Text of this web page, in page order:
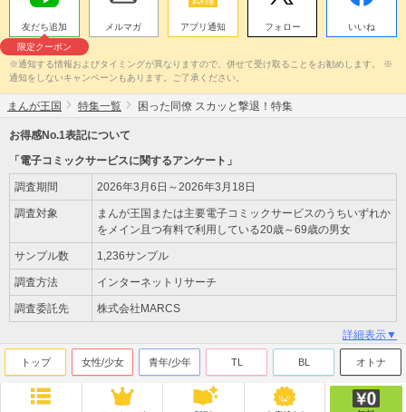
友だち追加
限定クーポン
メルマガ アプリ通知 フォロー いいね
※通知する情報およびタイミングが異なりますので、併せて受け取ることをお勧めします。 ※
通知をしないキャンペーンもあります。ご了承ください。
まんが王国 特集一覧 困った同僚 スカッと撃退！特集
お得感No.1表記について
「電子コミックサービスに関するアンケート」
調査期間 2026年3月6日～2026年3月18日
調査対象
まんが王国または主要電子コミックサービスのうちいずれか
をメイン且つ有料で利用している20歳～69歳の男女
サンプル数 1,236サンプル
調査方法 インターネットリサーチ
調査委託先 株式会社MARCS
詳細表示▼
トップ 女性/少女 青年/少年 TL BL オトナ